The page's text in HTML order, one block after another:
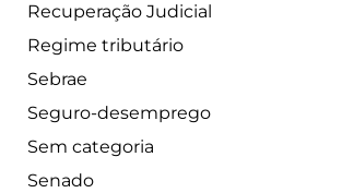
Recuperação Judicial
Regime tributário
Sebrae
Seguro-desemprego
Sem categoria
Senado